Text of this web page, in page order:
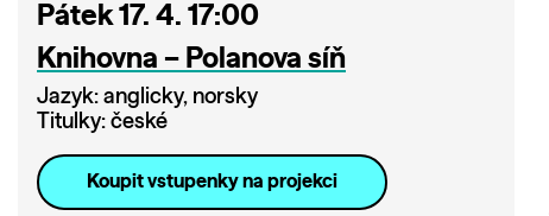
Pátek 17. 4. 17:00
Knihovna – Polanova síň
Jazyk: anglicky, norsky
Titulky: české
Koupit vstupenky na projekci